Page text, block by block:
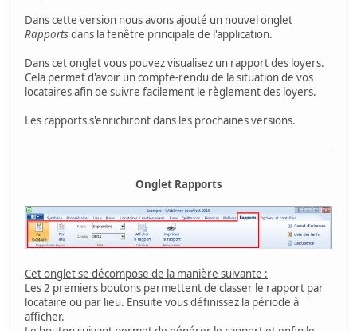
Dans cette version nous avons ajouté un nouvel onglet
Rapportsdans la fenêtre principale de l'application.
Dans cet onglet vous pouvez visualisez un rapport des loyers.
Cela permet d'avoir un compte-rendu de la situation de vos
locataires afin de suivre facilement le règlement des loyers.
Les rapports s'enrichiront dans les prochaines versions.
Onglet Rapports
Cet onglet se décompose de la manière suivante :
Les 2 premiers boutons permettent de classer le rapport par
locataire ou par lieu. Ensuite vous définissez la période à
afficher.